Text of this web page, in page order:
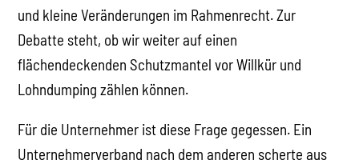
und kleine Veränderungen im Rahmenrecht. Zur
Debatte steht, ob wir weiter auf einen
flächendeckenden Schutzmantel vor Willkür und
Lohndumping zählen können.
Für die Unternehmer ist diese Frage gegessen. Ein
Unternehmerverband nach dem anderen scherte aus